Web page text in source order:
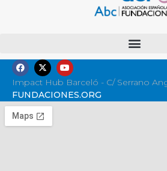
Impact Hub Barceló - C/ Serrano
FUNDACIONES.ORG